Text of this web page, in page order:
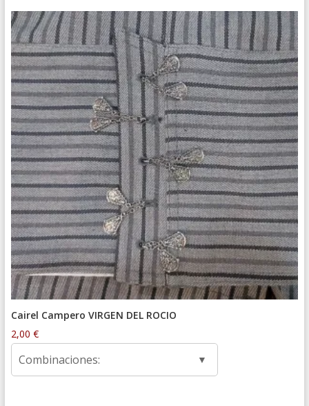
Cairel Campero VIRGEN DEL ROCIO
2,00 €
Combinaciones: